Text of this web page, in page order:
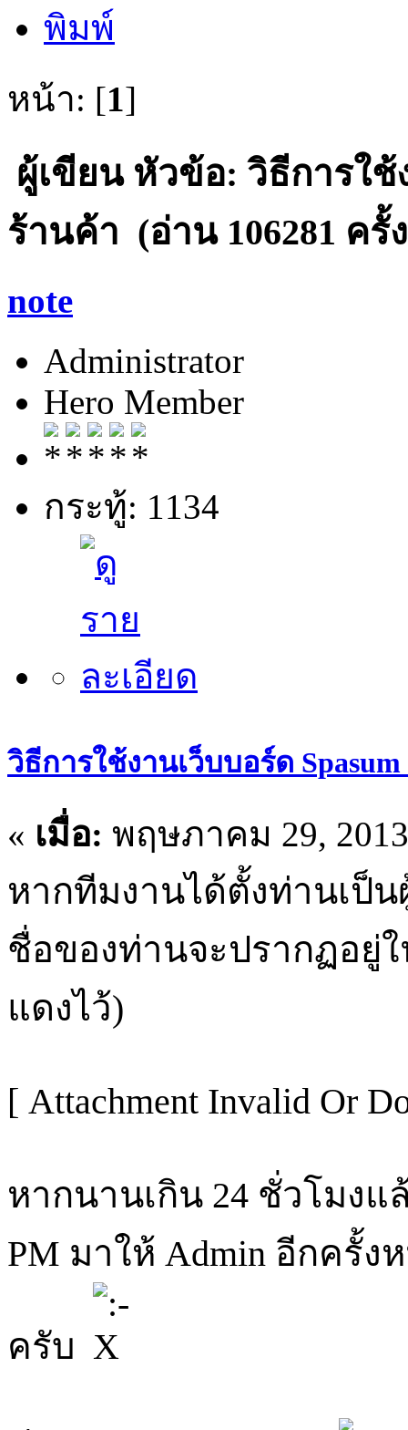
พิมพ์
หน้า: [1]
ผู้เขียนหัวข้อ: วิธีการใช้
ร้านค้า (อ่าน 106281 ครั้
note
Administrator
Hero Member
กระทู้: 1134
วิธีการใช้งานเว็บบอร์ด
« เมื่อ: พฤษภาคม 29,
หากทีมงานได้ตั้งท่านเป็
ชื่อของท่านจะปรากฏอยู่
แดงไว้)
[ Attachment Invalid Or
หากนานเกิน 24 ชั่วโมง
PM มาให้ Admin อีกครั้
ครับ